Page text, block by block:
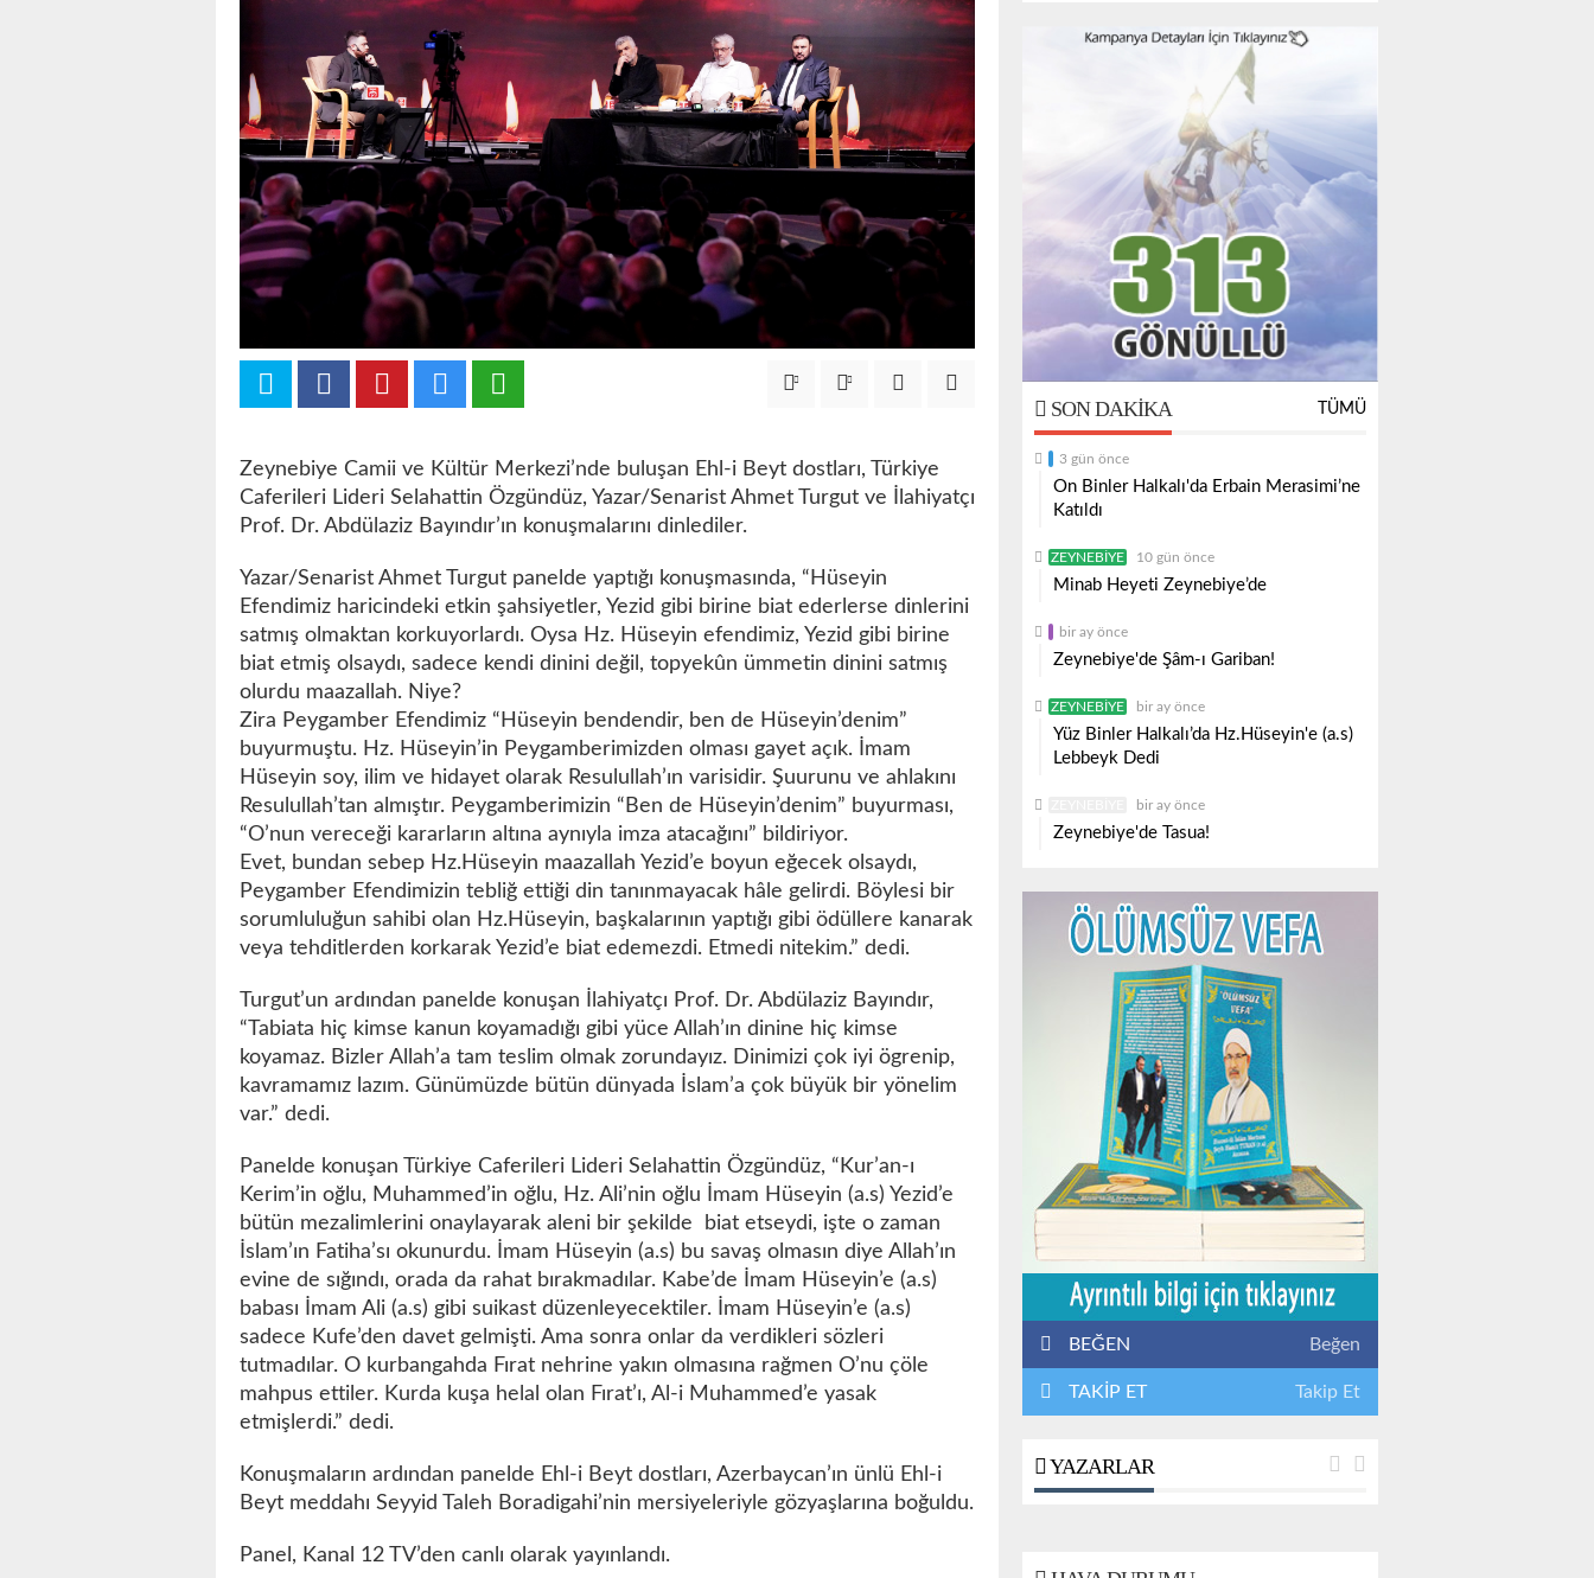
Zeynebiye Camii ve Kültür Merkezi’nde buluşan Ehl-i Beyt dostları, Türkiye
Caferileri Lideri Selahattin Özgündüz, Yazar/Senarist Ahmet Turgut ve İlahiyatçı
Prof. Dr. Abdülaziz Bayındır’ın konuşmalarını dinlediler.
Yazar/Senarist Ahmet Turgut panelde yaptığı konuşmasında, “Hüseyin
Efendimiz haricindeki etkin şahsiyetler, Yezid gibi birine biat ederlerse dinlerini
satmış olmaktan korkuyorlardı. Oysa Hz. Hüseyin efendimiz, Yezid gibi birine
biat etmiş olsaydı, sadece kendi dinini değil, topyekûn ümmetin dinini satmış
olurdu maazallah. Niye?
Zira Peygamber Efendimiz “Hüseyin bendendir, ben de Hüseyin’denim”
buyurmuştu. Hz. Hüseyin’in Peygamberimizden olması gayet açık. İmam
Hüseyin soy, ilim ve hidayet olarak Resulullah’ın varisidir. Şuurunu ve ahlakını
Resulullah’tan almıştır. Peygamberimizin “Ben de Hüseyin’denim” buyurması,
“O’nun vereceği kararların altına aynıyla imza atacağını” bildiriyor.
Evet, bundan sebep Hz.Hüseyin maazallah Yezid’e boyun eğecek olsaydı,
Peygamber Efendimizin tebliğ ettiği din tanınmayacak hâle gelirdi. Böylesi bir
sorumluluğun sahibi olan Hz.Hüseyin, başkalarının yaptığı gibi ödüllere kanarak
veya tehditlerden korkarak Yezid’e biat edemezdi. Etmedi nitekim.” dedi.
Turgut’un ardından panelde konuşan İlahiyatçı Prof. Dr. Abdülaziz Bayındır,
“Tabiata hiç kimse kanun koyamadığı gibi yüce Allah’ın dinine hiç kimse
koyamaz. Bizler Allah’a tam teslim olmak zorundayız. Dinimizi çok iyi ögrenip,
kavramamız lazım. Günümüzde bütün dünyada İslam’a çok büyük bir yönelim
var.” dedi.
Panelde konuşan Türkiye Caferileri Lideri Selahattin Özgündüz, “Kur’an-ı
Kerim’in oğlu, Muhammed’in oğlu, Hz. Ali’nin oğlu İmam Hüseyin (a.s) Yezid’e
bütün mezalimlerini onaylayarak aleni bir şekilde biat etseydi, işte o zaman
İslam’ın Fatiha’sı okunurdu. İmam Hüseyin (a.s) bu savaş olmasın diye Allah’ın
evine de sığındı, orada da rahat bırakmadılar. Kabe’de İmam Hüseyin’e (a.s)
babası İmam Ali (a.s) gibi suikast düzenleyecektiler. İmam Hüseyin’e (a.s)
sadece Kufe’den davet gelmişti. Ama sonra onlar da verdikleri sözleri
tutmadılar. O kurbangahda Fırat nehrine yakın olmasına rağmen O’nu çöle
mahpus ettiler. Kurda kuşa helal olan Fırat’ı, Al-i Muhammed’e yasak
etmişlerdi.” dedi.
Konuşmaların ardından panelde Ehl-i Beyt dostları, Azerbaycan’ın ünlü Ehl-i
Beyt meddahı Seyyid Taleh Boradigahi’nin mersiyeleriyle gözyaşlarına boğuldu.
Panel, Kanal 12 TV’den canlı olarak yayınlandı.
SON DAKIKA TÜMÜ
3 gün önce
On Binler Halkalı'da Erbain Merasimi’ne
Katıldı
ZEYNEBIYE 10 gün önce
Minab Heyeti Zeynebiye’de
bir ay önce
Zeynebiye'de Şâm-ı Gariban!
ZEYNEBIYE bir ay önce
Yüz Binler Halkalı’da Hz.Hüseyin'e (a.s)
Lebbeyk Dedi
bir ay önce
Zeynebiye'de Tasua!
BEĞEN Beğen
TAKİP ET Takip Et
YAZARLAR